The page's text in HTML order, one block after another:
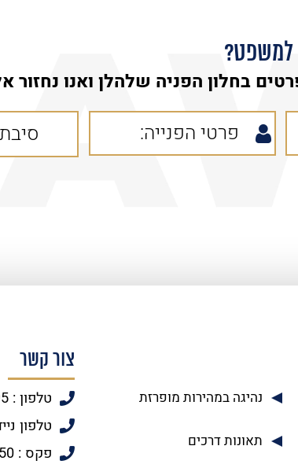
למשפט?
בחלון הפניה שלהלן ואנו נחזור
נהיגה במהירות מופרזת
תאונות דרכים
צור קשר
טלפון : 03-6139595
טלפון נייד : 055-
פקס : 03-6136450